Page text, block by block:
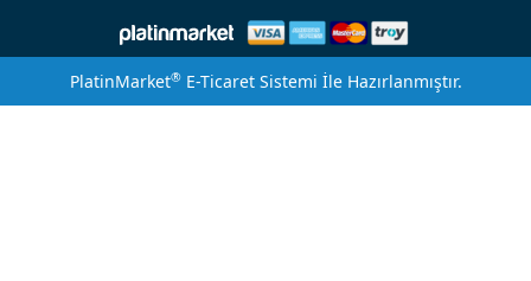
PlatinMarket®E-Ticaret Sistemi İle Hazırlanmıştır.